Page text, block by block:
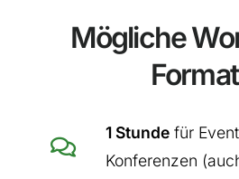
Mögliche
1 Stunde für
Konferenzen